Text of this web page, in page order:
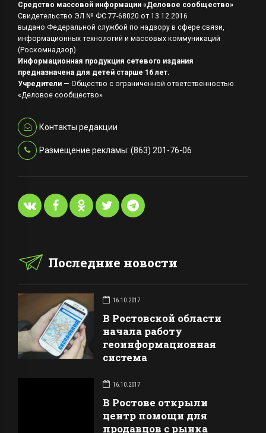
Средство массовой информации «Деловое сообщество»
Свидетельство ЭЛ № ФС 77-68020 от 13.12.2016
выдано Федеральной службой по надзору в сфере связи,
информационных технологий и массовых коммуникаций
(Роскомнадзор)
Информационная продукция сетевого издания
предназначена для детей старше 16 лет.
Учредители — Общество с ограниченной ответственностью
«Деловое сообщество»
Контакты редакции
Размещение рекламы: (863) 201-76-06
Последние новости
16.10.2017
В Ростовской области
начала работу
геоинформационная
система
16.10.2017
В Ростове открыли
центр помощи для
продавцов с рынка